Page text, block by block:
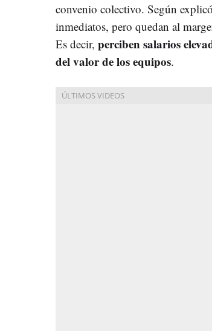
convenio colectivo. Según
inmediatos, pero quedan al
Es decir, perciben salarios
del valor de los equipos.